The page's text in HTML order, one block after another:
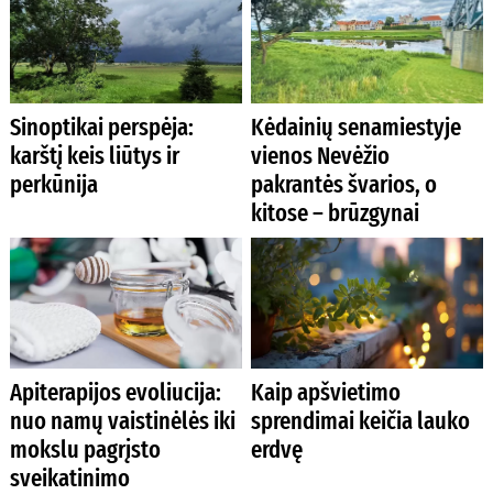
Sinoptikai perspėja:
karštį keis liūtys ir
perkūnija
Kėdainių senamiestyje
vienos Nevėžio
pakrantės švarios, o
kitose – brūzgynai
Apiterapijos evoliucija:
nuo namų vaistinėlės iki
mokslu pagrįsto
sveikatinimo
Kaip apšvietimo
sprendimai keičia lauko
erdvę